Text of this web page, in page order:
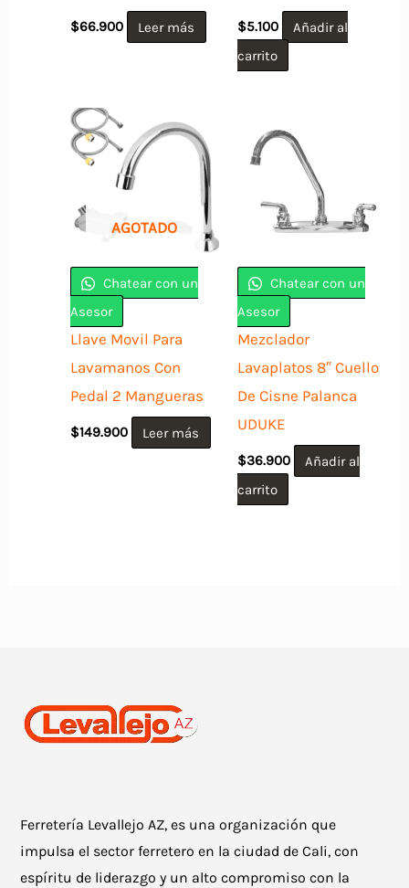
$66.900 Leer más $5.100
Añadir al
carrito
AGOTADO
Chatear con un
Asesor
Llave Movil Para
Lavamanos Con
Pedal 2 Mangueras
$149.900 Leer más
Chatear con un
Asesor
Mezclador
Lavaplatos 8″ Cuello
De Cisne Palanca
UDUKE
$36.900
Añadir al
carrito
Ferretería Levallejo AZ, es una organización que
impulsa el sector ferretero en la ciudad de Cali, con
espíritu de liderazgo y un alto compromiso con la